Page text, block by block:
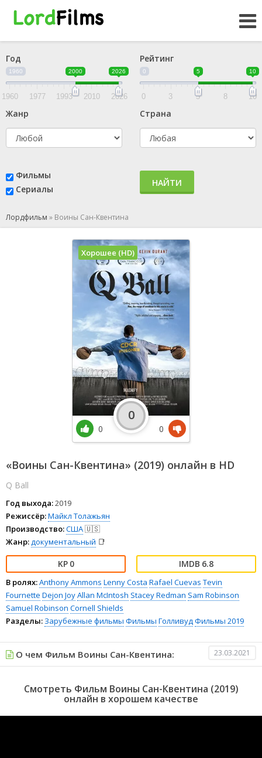
Год
1960 2000 2026
1960 1977 1993 2010 2026
Рейтинг
0 5 10
0 3 5 8 10
Жанр Страна
Фильмы
Сериалы
НАЙТИ
Лордфильм » Воины Сан-Квентина
«Воины Сан-Квентина» (2019) онлайн в HD
Q Ball
Год выхода:2019
Режиссёр:Майкл Толажьян
Производство:США🇺🇸
Жанр:документальный 📑
0 6.8
В ролях:Anthony Ammons Lenny Costa Rafael Cuevas Tevin
Fournette Dejon JoyAllan McIntosh Stacey Redman Sam Robinson
Samuel Robinson Cornell Shields
Разделы: Зарубежные фильмы Фильмы ГолливудФильмы 2019
Хорошее (HD)
0
0
0
О чем Фильм Воины Сан-Квентина: 23.03.2021
Смотреть Фильм Воины Сан-Квентина (2019)
онлайн в хорошем качестве